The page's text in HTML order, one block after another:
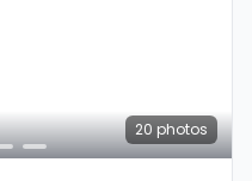
20 photos